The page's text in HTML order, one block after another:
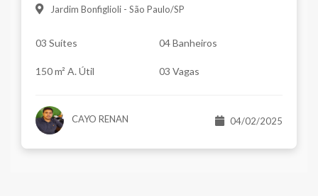
Jardim Bonfiglioli - São Paulo/SP
03 Suítes 04 Banheiros
150 m² A. Útil 03 Vagas
CAYO RENAN 04/02/2025